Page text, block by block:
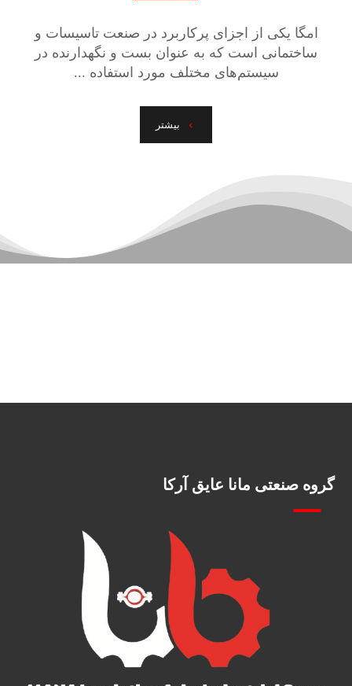
امگا یکی از اجزای پرکاربرد در صنعت تاسیسات و
ساختمانی است که به عنوان بست و نگهدارنده در
سیستم‌های مختلف مورد استفاده ...
بیشتر
گروه صنعتی مانا عایق آرکا